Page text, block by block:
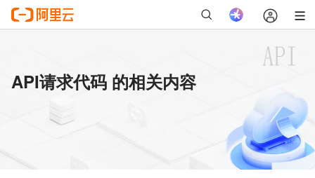
API请求代码 的相关内容